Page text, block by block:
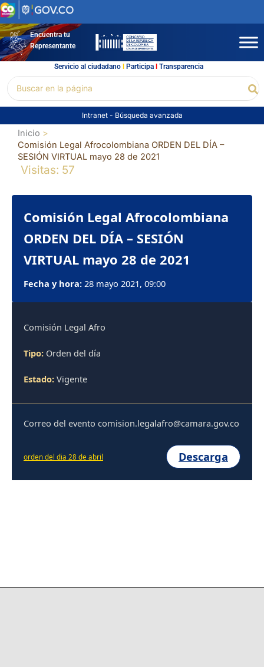
Ir
al
contenidoEncuentra tu
Representante
Servicio al ciudadano l Participal Transparencia
por:
Intranet - Búsqueda avanzada
Inicio
Comisión Legal Afrocolombiana ORDEN DEL DÍA –
SESIÓN VIRTUAL mayo 28 de 2021
Visitas: 57
Comisión Legal Afrocolombiana
ORDEN DEL DÍA – SESIÓN
VIRTUAL mayo 28 de 2021
Fecha y hora: 28 mayo 2021, 09:00
Comisión Legal Afro
Tipo: Orden del día
Estado: Vigente
Correo del evento comision.legalafro@camara.gov.co
orden del dia 28 de abril Descarga